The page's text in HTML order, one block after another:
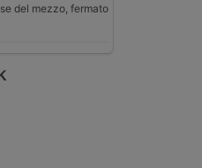
del mezzo, fermato